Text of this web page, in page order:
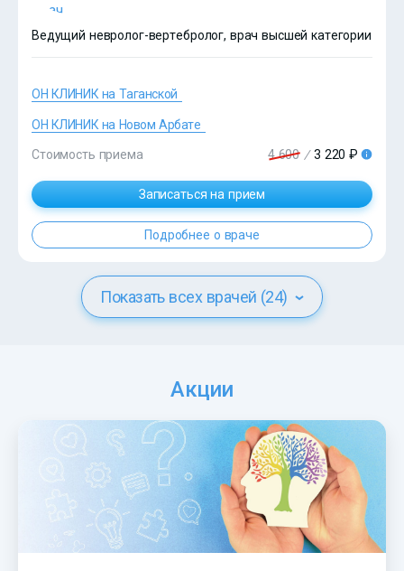
?>
Ведущий невролог-вертебролог, врач высшей категории
ОН КЛИНИК на Таганской
ОН КЛИНИК на Новом Арбате
Стоимость приема 4 600 / 3 220 ₽
Записаться на прием
Подробнее о враче
Показать всех врачей (24)
Акции